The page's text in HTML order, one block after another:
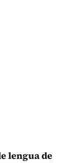
lengua de